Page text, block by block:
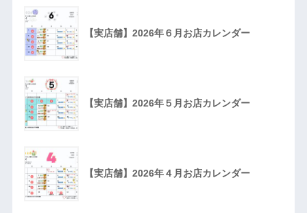
【実店舗】2026年６月お店カレンダー
【実店舗】2026年５月お店カレンダー
【実店舗】2026年４月お店カレンダー